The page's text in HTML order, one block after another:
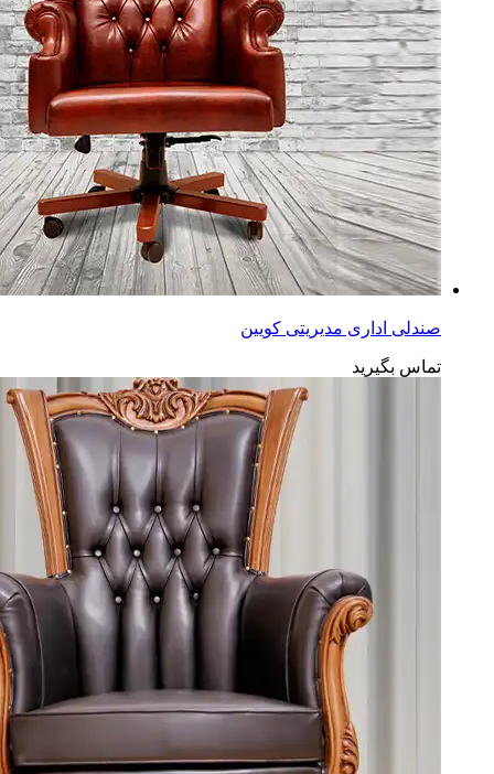
صندلی اداری مدیریتی کویین
تماس بگیرید